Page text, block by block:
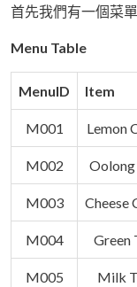
首先我們有一個菜
Menu Table
MenuID Item
M001 Lemon
M002 Oolong
M003 Cheese
M004 Green
M005 Milk